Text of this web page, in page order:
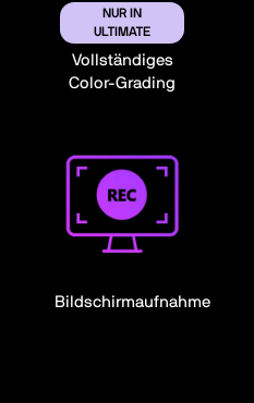
NUR IN
ULTIMATE
Vollständiges
Color-Grading
Bildschirmaufnahme